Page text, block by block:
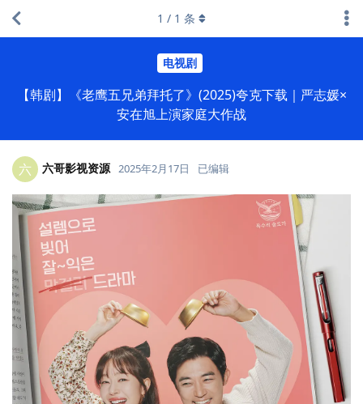
电视剧
【韩剧】《老鹰五兄弟拜托了》(2025)夸克下载｜严志媛×
安在旭上演家庭大作战
1 / 1 条
六 六哥影视资源 2025年2月17日 已编辑